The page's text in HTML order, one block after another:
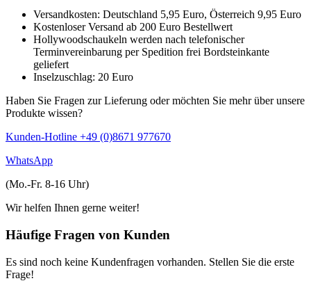
Versandkosten: Deutschland 5,95 Euro, Österreich 9,95 Euro
Kostenloser Versand ab 200 Euro Bestellwert
Hollywoodschaukeln werden nach telefonischer
Terminvereinbarung per Spedition frei Bordsteinkante
geliefert
Inselzuschlag: 20 Euro
Haben Sie Fragen zur Lieferung oder möchten Sie mehr über unsere
Produkte wissen?
Kunden-Hotline +49 (0)8671 977670
WhatsApp
(Mo.-Fr. 8-16 Uhr)
Wir helfen Ihnen gerne weiter!
Häufige Fragen von Kunden
Es sind noch keine Kundenfragen vorhanden. Stellen Sie die erste
Frage!